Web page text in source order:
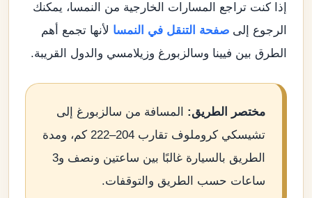
إذا كنت تراجع المسارات الخارجية من النمسا، يمكنك
الرجوع إلى صفحة التنقل في النمسا لأنها تجمع أهم
الطرق بين فيينا وسالزبورغ وزيلامسي والدول القريبة.
مختصر الطريق: المسافة من سالزبورغ إلى
تشيسكي كروملوف تقارب 204–222 كم، ومدة
الطريق بالسيارة غالبًا بين ساعتين ونصف و3
ساعات حسب الطريق والتوقفات.